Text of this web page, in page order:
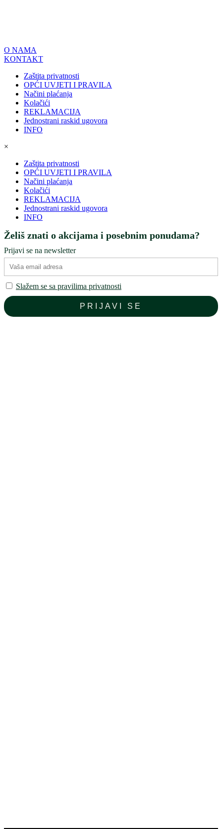
O NAMA
KONTAKT
Zaštita privatnosti
OPĆI UVJETI I PRAVILA
Načini plaćanja
Kolačići
REKLAMACIJA
Jednostrani raskid ugovora
INFO
×
Zaštita privatnosti
OPĆI UVJETI I PRAVILA
Načini plaćanja
Kolačići
REKLAMACIJA
Jednostrani raskid ugovora
INFO
Želiš znati o akcijama i posebnim ponudama?
Prijavi se na newsletter
Slažem se sa pravilima privatnosti